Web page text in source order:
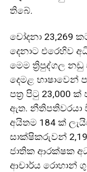
තිබේ.
චෝදනා 23,269
දෙනාට එරෙහිව
මෙම ත්‍රිපුද්ගල නඩු
දෙමළ භාෂාවෙන්
පත්‍ර පිටු 23,000
ඇත.
අයිතම 184 ක්
සාක්ෂිකරුවන්
ජාතික ආරක්ෂක
ආචාර්ය රොහාන්